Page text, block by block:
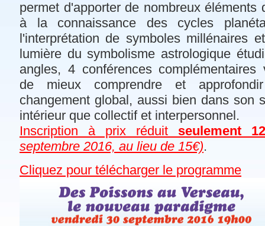
permet d'apporter de nombreux éléments
à la connaissance des cycles
l'interprétation de symboles millénaires
lumière du symbolisme astrologique
angles, 4 conférences complémentaires
de mieux comprendre et
changement global, aussi bien dans son
intérieur que collectif et interpersonnel.
Inscription à prix réduit seulement
septembre 2016, au lieu de 15€).
Cliquez pour télécharger le programme